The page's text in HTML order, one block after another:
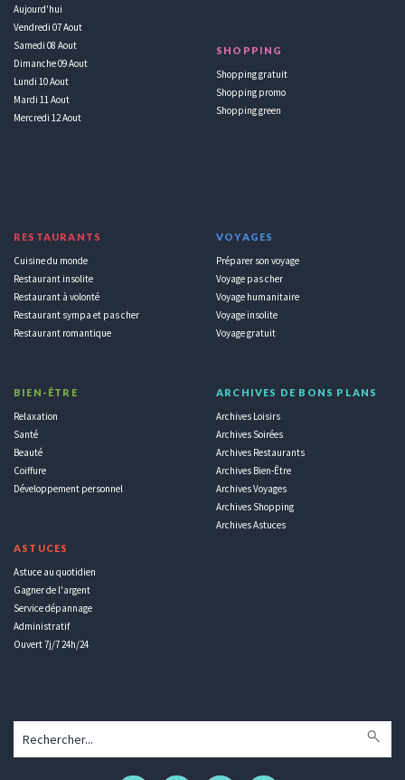
Aujourd'hui
Vendredi 07 Aout
Samedi 08 Aout
Dimanche 09 Aout
Lundi 10 Aout
Mardi 11 Aout
Mercredi 12 Aout
SHOPPING
Shopping gratuit
Shopping promo
Shopping green
RESTAURANTS
Cuisine du monde
Restaurant insolite
Restaurant à volonté
Restaurant sympa et pas cher
Restaurant romantique
BIEN-ÊTRE
Relaxation
Santé
Beauté
Coiffure
Développement personnel
ASTUCES
Astuce au quotidien
Gagner de l'argent
Service dépannage
Administratif
Ouvert 7j/7 24h/24
VOYAGES
Préparer son voyage
Voyage pas cher
Voyage humanitaire
Voyage insolite
Voyage gratuit
ARCHIVES DE BONS PLANS
Archives Loisirs
Archives Soirées
Archives Restaurants
Archives Bien-Être
Archives Voyages
Archives Shopping
Archives Astuces